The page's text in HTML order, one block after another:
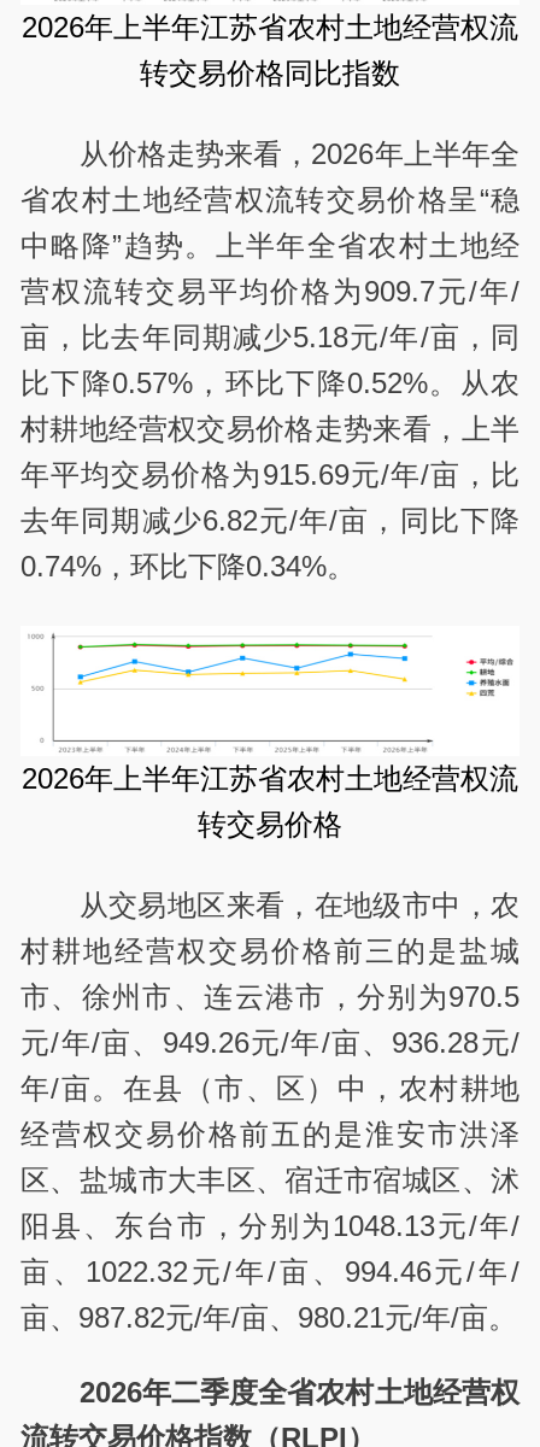
2026年上半年江苏省农村土地经营权流
转交易价格同比指数
从价格走势来看，2026年上半年全
省农村土地经营权流转交易价格呈“稳
中略降”趋势。上半年全省农村土地经
营权流转交易平均价格为909.7元/年/
亩，比去年同期减少5.18元/年/亩，同
比下降0.57%，环比下降0.52%。从农
村耕地经营权交易价格走势来看，上半
年平均交易价格为915.69元/年/亩，比
去年同期减少6.82元/年/亩，同比下降
0.74%，环比下降0.34%。
2026年上半年江苏省农村土地经营权流
转交易价格
从交易地区来看，在地级市中，农
村耕地经营权交易价格前三的是盐城
市、徐州市、连云港市，分别为970.5
元/年/亩、949.26元/年/亩、936.28元/
年/亩。在县（市、区）中，农村耕地
经营权交易价格前五的是淮安市洪泽
区、盐城市大丰区、宿迁市宿城区、沭
阳县、东台市，分别为1048.13元/年/
亩、1022.32元/年/亩、994.46元/年/
亩、987.82元/年/亩、980.21元/年/亩。
2026年二季度全省农村土地经营权
流转交易价格指数（RLPI）